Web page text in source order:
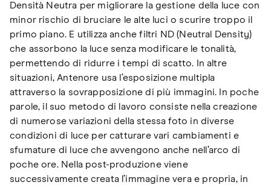
Densità Neutra per migliorare la gestione della luce con
minor rischio di bruciare le alte luci o scurire troppo il
primo piano. E utilizza anche filtri ND (Neutral Density)
che assorbono la luce senza modificare le tonalità,
permettendo di ridurre i tempi di scatto. In altre
situazioni, Antenore usa l’esposizione multipla
attraverso la sovrapposizione di più immagini. In poche
parole, il suo metodo di lavoro consiste nella creazione
di numerose variazioni della stessa foto in diverse
condizioni di luce per catturare vari cambiamenti e
sfumature di luce che avvengono anche nell’arco di
poche ore. Nella post-produzione viene
successivamente creata l’immagine vera e propria, in